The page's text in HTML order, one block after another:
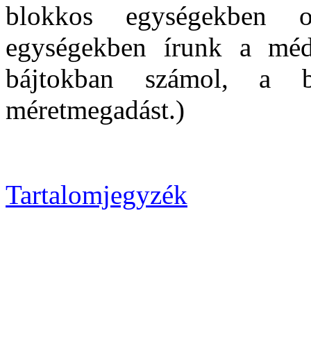
blokkos
egységekben írunk a
bájtokban számol,
méretmegadást.)
Tartalomjegyzék